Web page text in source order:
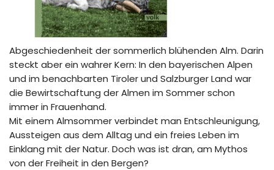
Abgeschiedenheit der sommerlich blühenden Alm. Darin
steckt aber ein wahrer Kern: In den bayerischen Alpen
und im benachbarten Tiroler und Salzburger Land war
die Bewirtschaftung der Almen im Sommer schon
immer in Frauenhand.
Mit einem Almsommer verbindet man Entschleunigung,
Aussteigen aus dem Alltag und ein freies Leben im
Einklang mit der Natur. Doch was ist dran, am Mythos
von der Freiheit in den Bergen?